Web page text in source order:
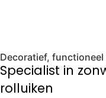
Decoratief,
Specialist in
rolluiken